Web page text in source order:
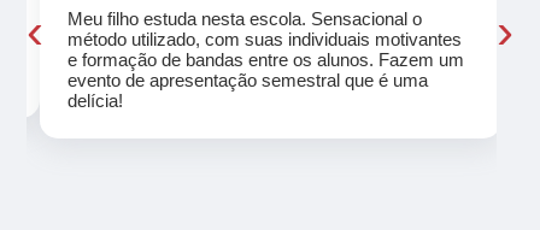
Meu filho estuda nesta escola. Sensacional o
método utilizado, com suas individuais motivantes
e formação de bandas entre os alunos. Fazem um
evento de apresentação semestral que é uma
delícia!
‹ ›